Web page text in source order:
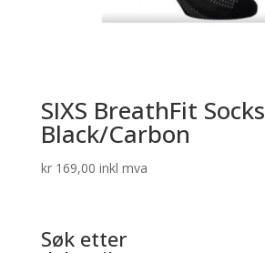
SIXS BreathFit Socks
Black/Carbon
kr169,00 inkl mva
Søk etter